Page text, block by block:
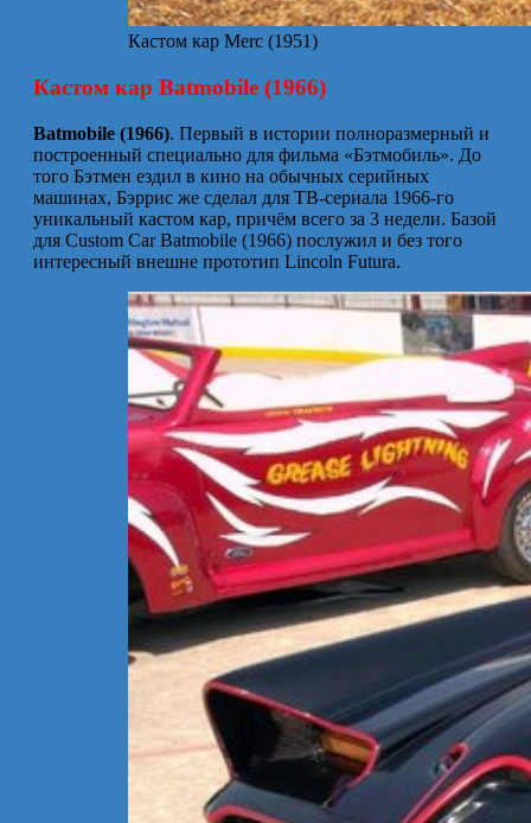
Кастом кар Merc (1951)
Кастом кар Batmobile (1966)
Batmobile (1966). Первый в истории полноразмерный и
построенный специально для фильма «Бэтмобиль». До
того Бэтмен ездил в кино на обычных серийных
машинах, Бэррис же сделал для ТВ-сериала 1966-го
уникальный кастом кар, причём всего за 3 недели. Базой
для Custom Car Batmobile (1966) послужил и без того
интересный внешне прототип Lincoln Futura.